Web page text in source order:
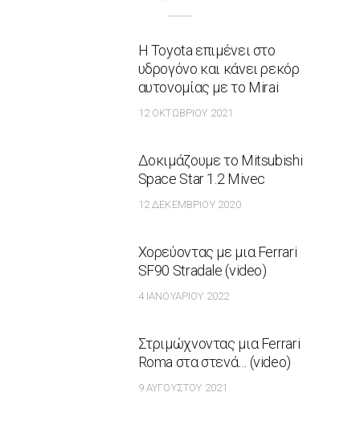
Η Toyota επιμένει στο
υδρογόνο και κάνει ρεκόρ
αυτονομίας με το Mirai
12 ΟΚΤΩΒΡΊΟΥ 2021
Δοκιμάζουμε το Mitsubishi
Space Star 1.2 Mivec
12 ΔΕΚΕΜΒΡΊΟΥ 2020
Χορεύοντας με μια Ferrari
SF90 Stradale (video)
4 ΙΑΝΟΥΑΡΊΟΥ 2022
Στριμώχνοντας μια Ferrari
Roma στα στενά… (video)
9 ΑΥΓΟΎΣΤΟΥ 2021